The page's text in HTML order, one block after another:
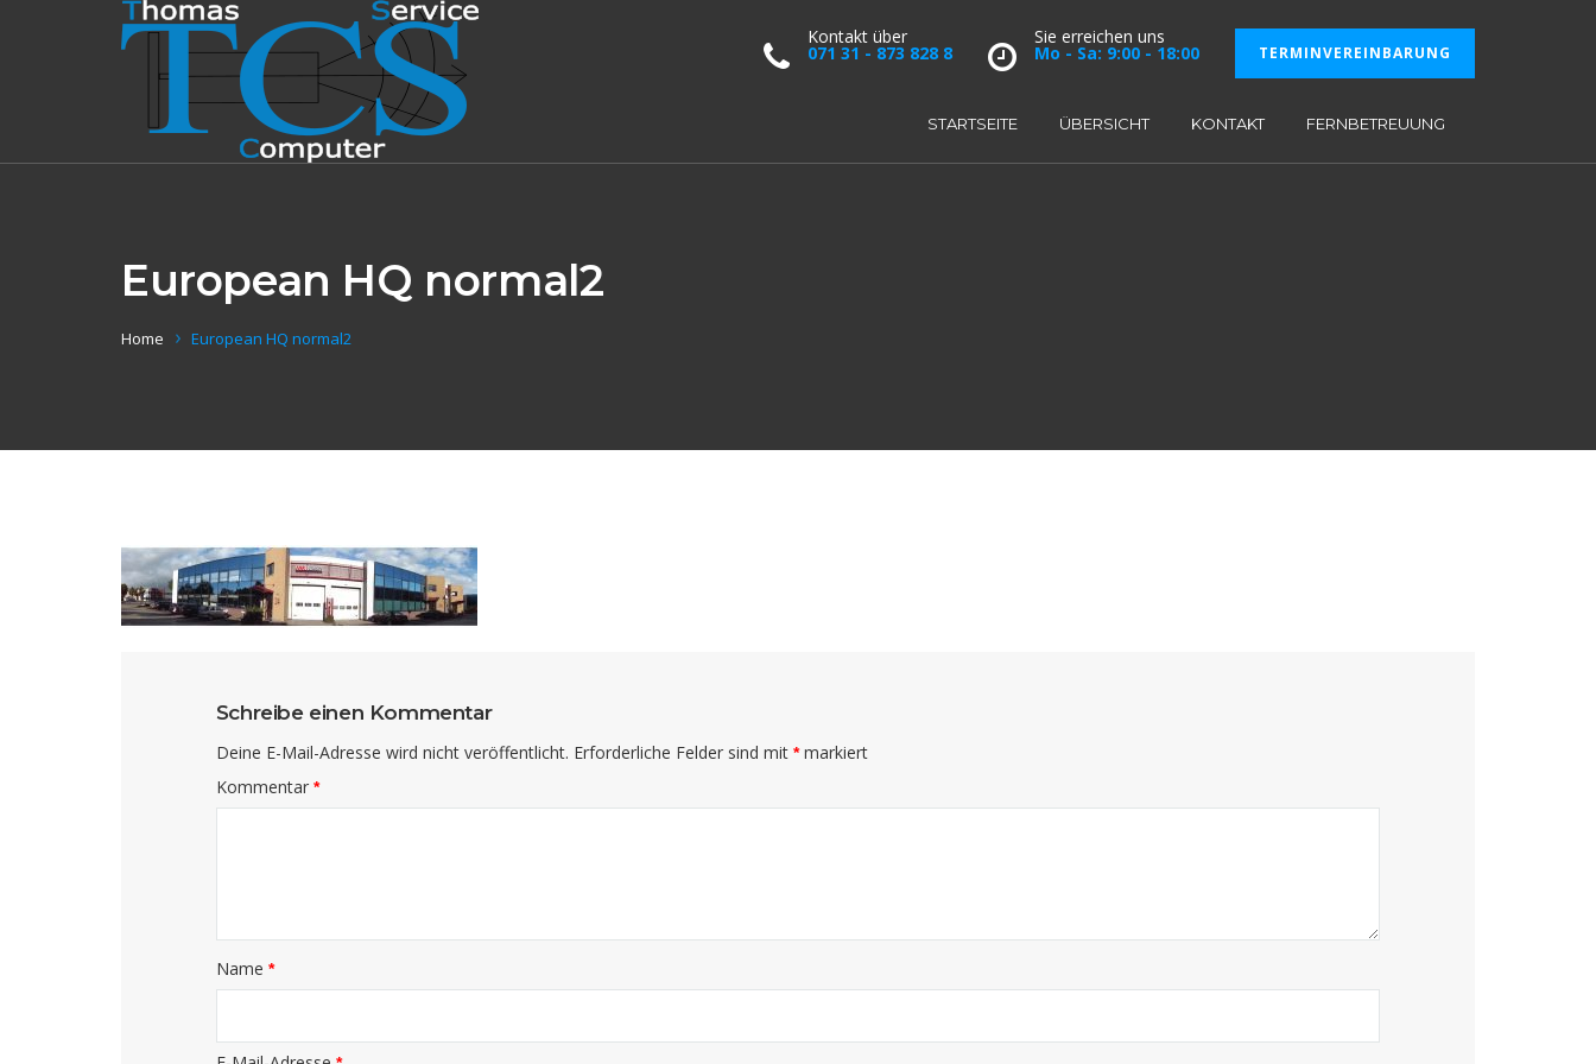
Kontakt über
071 31 - 873 828 8
Sie erreichen uns
Mo - Sa: 9:00 - 18:00 TERMINVEREINBARUNG
STARTSEITE ÜBERSICHT KONTAKT FERNBETREUUNG
European HQ normal2
Home European HQ normal2
Schreibe einen Kommentar
Deine E-Mail-Adresse wird nicht veröffentlicht. Erforderliche Felder sind mit *markiert
Kommentar *
Name *